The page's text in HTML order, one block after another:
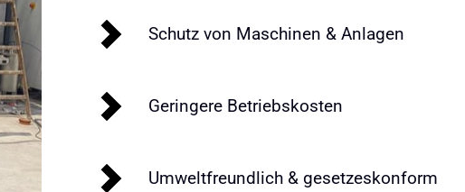
Schutz von Maschinen & Anlagen
Geringere Betriebskosten
Umweltfreundlich & gesetzeskonform